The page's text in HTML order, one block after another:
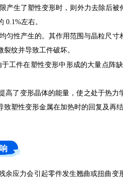
产生了塑性变形时，则外力去除后被
0.1%左右。
匀性产生的。其作用范围与晶粒尺寸
纹并导致工件破坏。
工件在塑性变形中形成的大量点阵
高了变形晶体的能量，使之处于热力
塑性变形金属在加热时的回复及再结
余应力会引起零件发生翘曲或扭曲变